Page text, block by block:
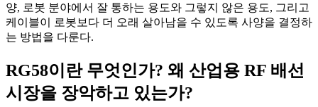
양, 로봇 분야에서 잘 통하는 용도와 그렇지 않은 용도, 그리고
케이블이 로봇보다 더 오래 살아남을 수 있도록 사양을 결정하
는 방법을 다룬다.
RG58이란 무엇인가? 왜 산업용 RF 배선
시장을 장악하고 있는가?